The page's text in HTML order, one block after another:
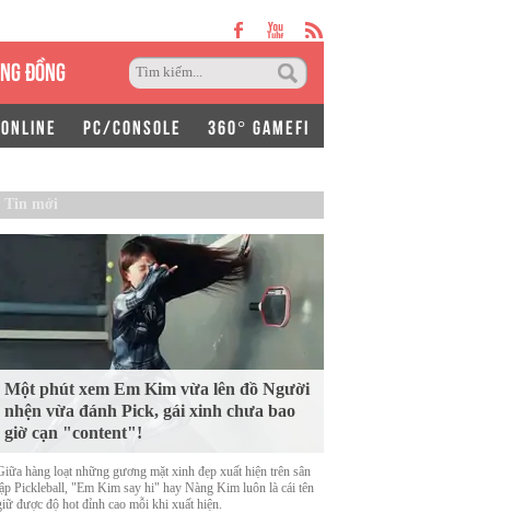
ĐỒNG
PC/CONSOLE 360° GAMEFI
Tin mới
Một phút xem Em Kim vừa lên đồ Người
nhện vừa đánh Pick, gái xinh chưa bao
giờ cạn "content"!
hàng loạt những gương mặt xinh đẹp xuất hiện trên sân
Pickleball, "Em Kim say hi" hay Nàng Kim luôn là cái tên
được độ hot đỉnh cao mỗi khi xuất hiện.